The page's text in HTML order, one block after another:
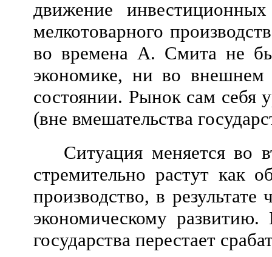
движение
мелкотоварного
во времена А. Смита не
экономике, ни во внешнем
состоянии. Рынок сам себя
(вне вмешательства
Ситуация меняется во
стремительно растут как
производство, в
экономическому
государства перестает